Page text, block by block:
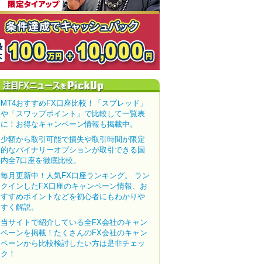
MT4おすすめFX口座比較！「スプレッド」
や「スワップポイント」で比較して一覧表
に！お得なキャンペーン情報も掲載中。
少額から取引可能で損失や取引時間が限定
的なバイナリーオプションが取引できる国
内全7口座を徹底比較。
毎月更新中！人気FX口座ランキング。 ラン
クインしたFX口座のキャンペーン情報、お
すすめポイントなどを初心者にもわかりや
すく解説。
当サイトで紹介している全FX会社のキャン
ペーンを掲載！たくさんのFX会社のキャン
ペーンから比較検討したい方は是非チェッ
ク！